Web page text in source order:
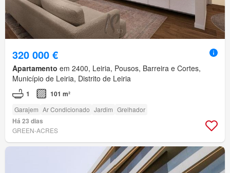
320 000 €
Apartamento em 2400, Leiria, Pousos, Barreira e Cortes,
Município de Leiria, Distrito de Leiria
1 101 m²
Garajem Ar Condicionado Jardim Grelhador
Há 23 dias
GREEN-ACRES